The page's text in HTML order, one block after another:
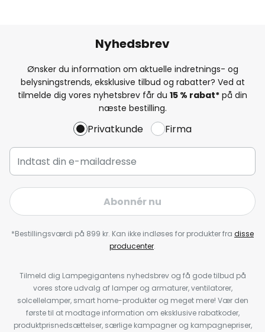
Nyhedsbrev
Ønsker du information om aktuelle indretnings- og
belysningstrends, eksklusive tilbud og rabatter? Ved at
tilmelde dig vores nyhetsbrev får du 15 % rabat* på din
næste bestilling.
Privatkunde Firma
Abonnér nu
*Bestillingsværdi på 899 kr. Kan ikke indløses for produkter fra disse
producenter.
Tilmeld dig Lampegigantens nyhedsbrev og få gode tilbud på
vores store udvalg af lamper og armaturer, ventilatorer,
solcellelamper, smart home-produkter og meget mere! Vær den
første til at modtage information om eksklusive rabatkoder,
produktprisnedsættelser, særlige kampagner og kampagnepriser,